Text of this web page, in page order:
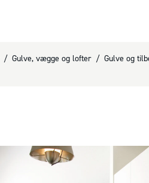
/ Gulve, vægge og lofter / Gulve og